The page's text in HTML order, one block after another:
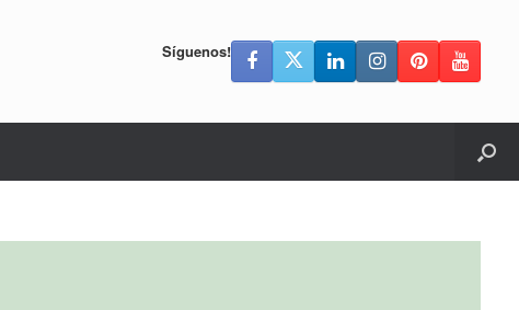
Síguenos!